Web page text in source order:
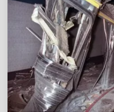
бортинженер
Павлович.